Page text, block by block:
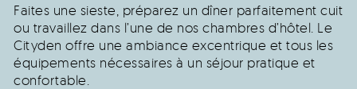
Faites une sieste, préparez un dîner parfaitement cuit
ou travaillez dans l’une de nos chambres d’hôtel. Le
Cityden offre une ambiance excentrique et tous les
équipements nécessaires à un séjour pratique et
confortable.